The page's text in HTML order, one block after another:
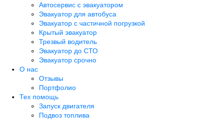
Автосервис с эвакуатором
Эвакуатор для автобуса
Эвакуатор с частичной погрузкой
Крытый эвакуатор
Трезвый водитель
Эвакуатор до СТО
Эвакуатор срочно
О нас
Отзывы
Портфолио
Тех помощь
Запуск двигателя
Подвоз топлива